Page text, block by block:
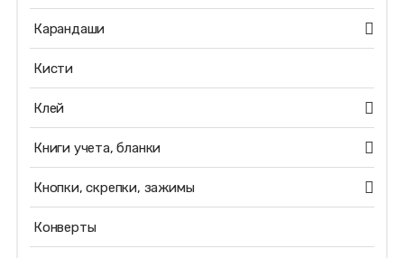
Карандаши
Кисти
Клей
Книги учета, бланки
Кнопки, скрепки, зажимы
Конверты